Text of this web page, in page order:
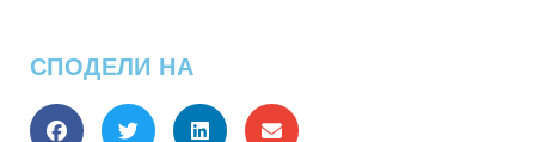
СПОДЕЛИ НА